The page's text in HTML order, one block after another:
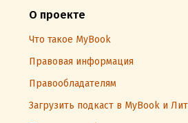
О проекте
Что такое MyBook
Правовая информация
Правообладателям
Загрузить подкаст в MyBook и